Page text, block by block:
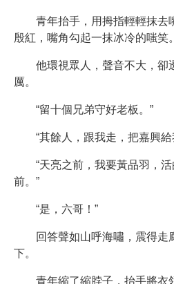
青年抬手，用拇指輕輕抹去
殷紅，嘴角勾起一抹冰冷的嗤笑。
他環視眾人，聲音不大，卻
厲。
“留十個兄弟守好老板。”
“其餘人，跟我走，把嘉興
“天亮之前，我要黃品羽，
前。”
“是，六哥！”
回答聲如山呼海嘯，震得走
下。
青年縮了縮脖子，抬手將衣